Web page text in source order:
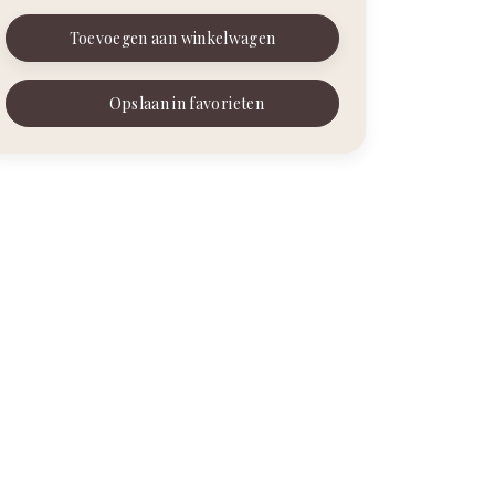
Toevoegen aan winkelwagen
Opslaan in favorieten